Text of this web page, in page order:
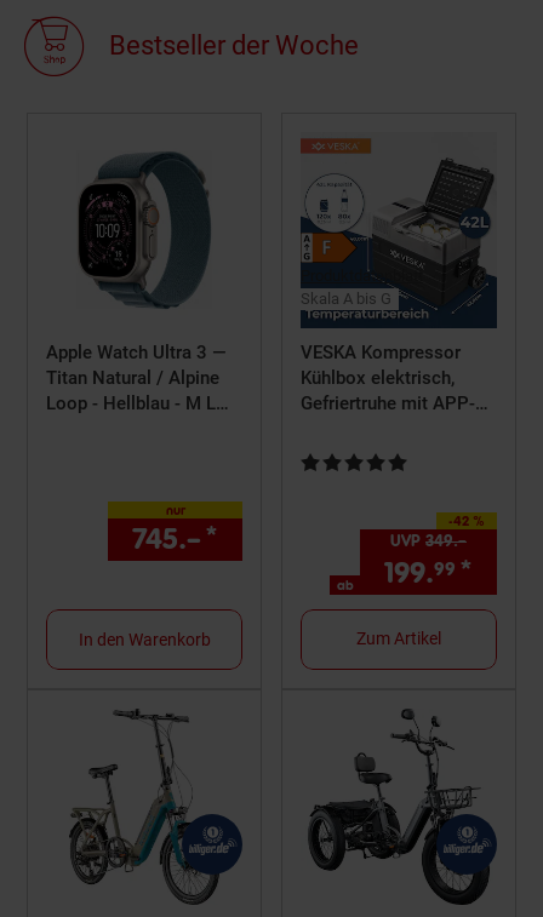
Bestseller der Woche
Apple Watch Ultra 3 —
Titan Natural / Alpine
Loop - Hellblau - M L
nur
745.–* nur 745,–€ Sternchen
In den Warenkorb
VESKA Kompressor
Kühlbox elektrisch,
Gefriertruhe mit APP-
anthrazit
Kundenbewertung: 4,8 von 5
-42 %
Sie Sparen 42
UVP 349.–
ab 199.99 *
Produktdatenblatt
Skala A bis G
Zum Artikel